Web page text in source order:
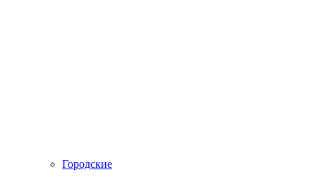
Городские